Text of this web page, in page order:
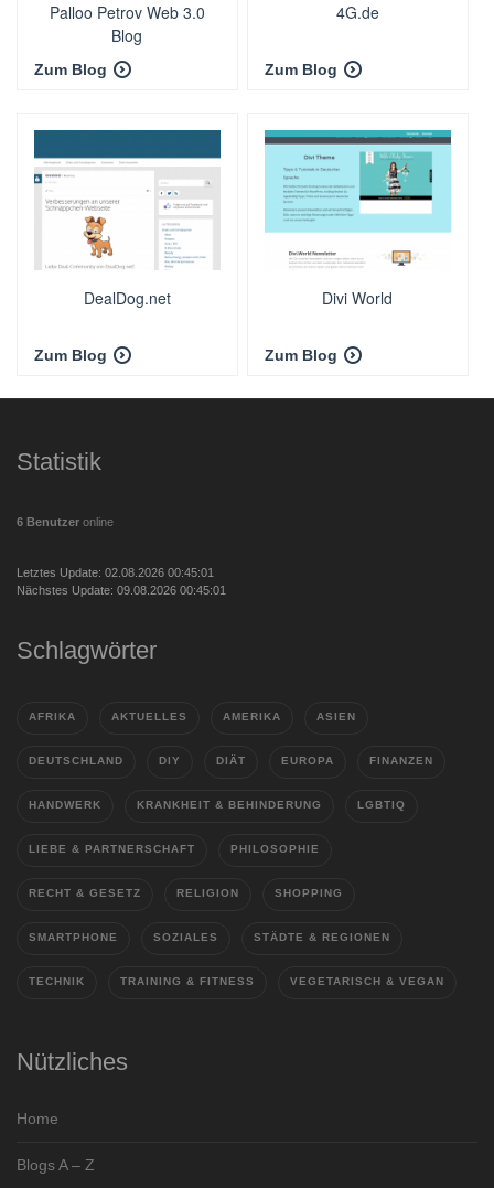
Palloo Petrov Web 3.0
Blog
Zum Blog
4G.de
Zum Blog
DealDog.net
Zum Blog
Divi World
Zum Blog
Statistik
6 Benutzer online
Letztes Update: 02.08.2026 00:45:01
Nächstes Update: 09.08.2026 00:45:01
Schlagwörter
AFRIKA AKTUELLES AMERIKA ASIEN
DEUTSCHLAND DIY DIÄT EUROPA FINANZEN
HANDWERK KRANKHEIT & BEHINDERUNG LGBTIQ
LIEBE & PARTNERSCHAFT PHILOSOPHIE
RECHT & GESETZ RELIGION SHOPPING
SMARTPHONE SOZIALES STÄDTE & REGIONEN
TECHNIK TRAINING & FITNESS VEGETARISCH & VEGAN
Nützliches
Home
Blogs A – Z